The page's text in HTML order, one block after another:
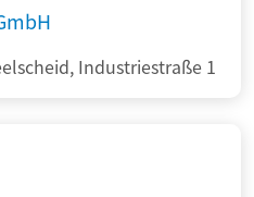
Industriestraße 1